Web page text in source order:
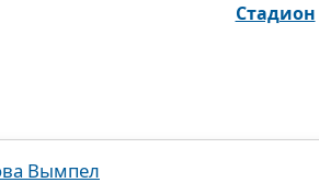
Стадион
Вымпел